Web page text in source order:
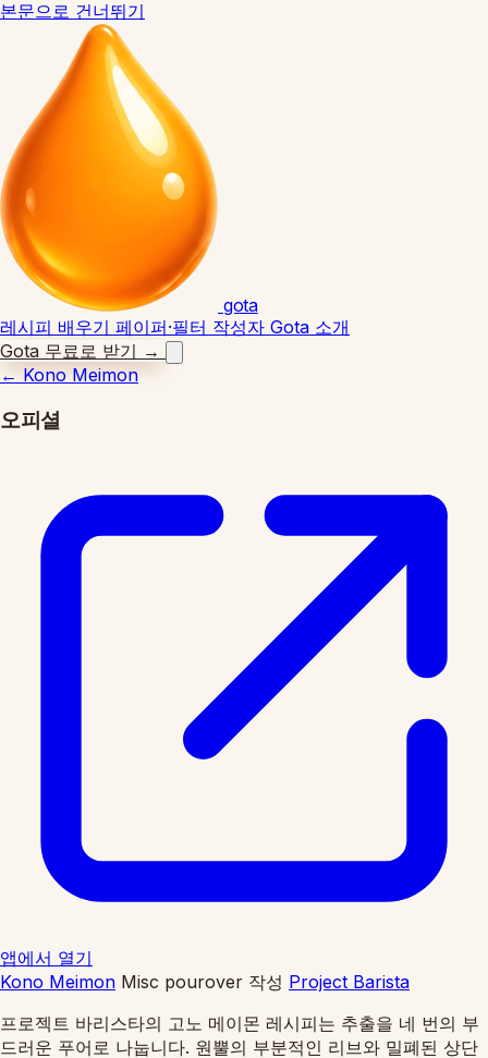
본문으로 건너뛰기
gota
레시피 배우기 페이퍼·필터 작성자 Gota 소개
Gota 무료로 받기 →
← Kono Meimon
오피셜
앱에서 열기
Kono Meimon Misc pourover 작성 Project Barista
프로젝트 바리스타의 고노 메이몬 레시피는 추출을 네 번의 부
드러운 푸어로 나눕니다. 원뿔의 부분적인 리브와 밀폐된 상단